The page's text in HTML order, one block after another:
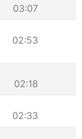
03:07
02:53
02:18
02:33